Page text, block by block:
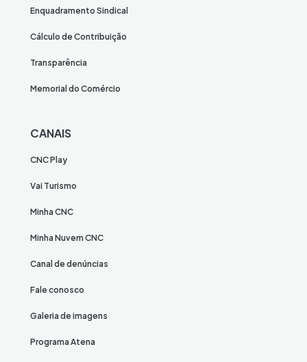
Enquadramento Sindical
Cálculo de Contribuição
Transparência
Memorial do Comércio
CANAIS
CNC Play
Vai Turismo
Minha CNC
Minha Nuvem CNC
Canal de denúncias
Fale conosco
Galeria de imagens
Programa Atena